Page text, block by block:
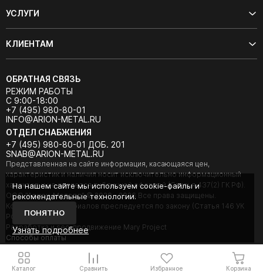
Каталог Сравнить Избранное Корзина
УСЛУГИ
КЛИЕНТАМ
ОБРАТНАЯ СВЯЗЬ
РЕЖИМ РАБОТЫ
С 9:00-18:00
+7 (495) 980-80-01
INFO@ARION-METAL.RU
ОТДЕЛ СНАБЖЕНИЯ
+7 (495) 980-80-01 ДОБ. 201
SNAB@ARION-METAL.RU
Представленная на сайте информация, касающаяся цен,
характеристик и наличия носит исключительно информационный
характер и не является публичной офертой (Статья 437(2) ГК РФ).
ООО "Арион-Металл" © 2020 - 2026 Все права защищены.
Копирование материалов преследуется по закону (Статья 146 УК
РФ).
Разработка и seo-продвижение Mary Project
Cпособы оплаты
На нашем сайте мы используем cookie-файлы и
рекомендательные технологии.
ПОНЯТНО
Узнать подробнее